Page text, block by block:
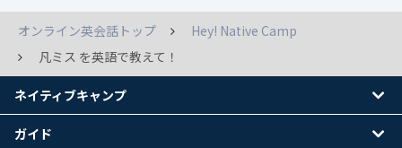
オンライン英会話トップ
Hey! Native Camp
凡ミス を英語で教えて！
ネイティブキャンプ
ガイド